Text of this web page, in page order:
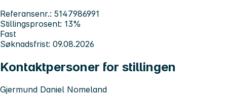
Referansenr.: 5147986991
Stillingsprosent: 13%
Fast
Søknadsfrist: 09.08.2026
Kontaktpersoner for stillingen
Gjermund Daniel Nomeland